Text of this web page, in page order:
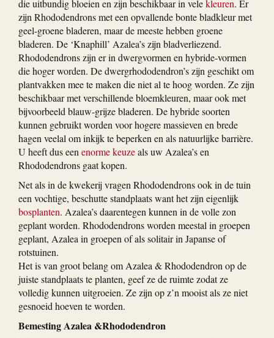
die uitbundig bloeien en zijn beschikbaar in velekleuren. Er
zijn Rhododendrons met een opvallende bonte bladkleur met
geel-groene bladeren, maar de meeste hebben groene
bladeren. De ‘Knaphill’ Azalea’s zijn bladverliezend.
Rhododendrons zijn er in dwergvormen en hybride-vormen
die hoger worden. De dwergrhododendron’s zijn geschikt om
plantvakken mee te maken die niet al te hoog worden. Ze zijn
beschikbaar met verschillende bloemkleuren, maar ook met
bijvoorbeeld blauw-grijze bladeren. De hybride soorten
kunnen gebruikt worden voor hogere massieven en brede
hagen veelal om inkijk te beperken en als natuurlijke barrière.
U heeft dus een enorme keuzeals uw Azalea’s en
Rhododendrons gaat kopen.
Net als in de kwekerij vragen Rhododendrons ook in de tuin
een vochtige, beschutte standplaats want het zijn eigenlijk
bosplanten. Azalea’s daarentegen kunnen in de volle zon
geplant worden. Rhododendrons worden meestal in groepen
geplant, Azalea in groepen of als solitair in Japanse of
rotstuinen.
Het is van groot belang om Azalea & Rhododendron op de
juiste standplaats te planten, geef ze de ruimte zodat ze
volledig kunnen uitgroeien. Ze zijn op z’n mooist als ze niet
gesnoeid hoeven te worden.
Bemesting Azalea &Rhododendron